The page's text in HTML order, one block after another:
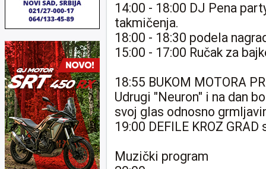
14:00 - 18:00 DJ Pena
takmičenja.
18:00 - 18:30 podela
15:00 - 17:00 Ručak za
18:55 BUKOM MOTORA
Udrugi "Neuron" i na dan
svoj glas odnosno
19:00 DEFILE KROZ
Muzički program